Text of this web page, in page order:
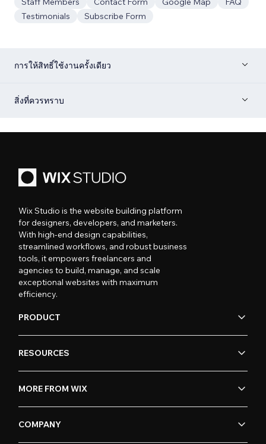
Testimonials
Subscribe Form
การให้สิทธิ์ใช้งานครั้งเดียว
สิ่งที่ควรทราบ
Wix Studio is the website building platform
for designers, developers, and marketers.
With high-end design capabilities,
streamlined workflows, and robust business
tools, it empowers freelancers and
agencies to build, manage, and scale
exceptional websites with maximum
efficiency.
PRODUCT
RESOURCES
MORE FROM WIX
COMPANY